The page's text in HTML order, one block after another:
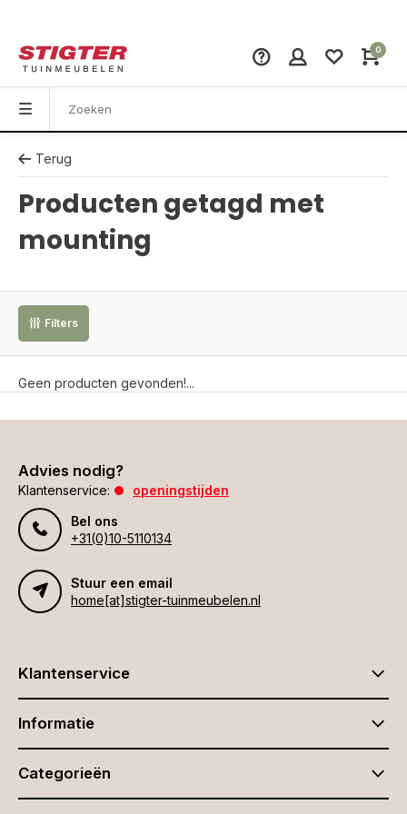
0
Terug
Producten getagd met
mounting
Filters
Geen producten gevonden!...
Advies nodig?
Klantenservice:
openingstijden
Bel ons
+31(0)10-5110134
Stuur een email
home[at]stigter-tuinmeubelen.nl
Klantenservice
Informatie
Categorieën